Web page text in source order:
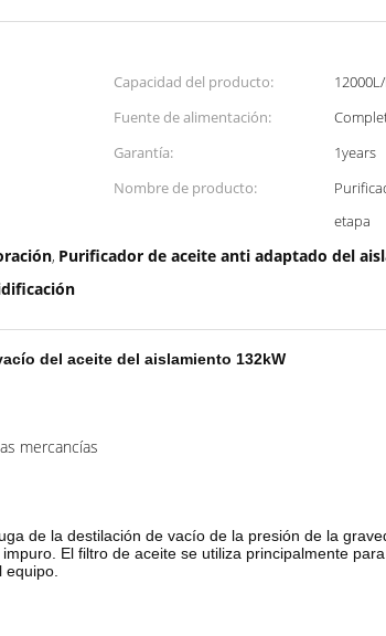
Capacidad del producto:
Fuente de alimentación:
Garantía:
1years
Nombre de producto:
etapa
, Purificador de aceite anti adaptado del
del aceite del aislamiento 132kW
mercancías
de la destilación de vacío de la presión de la
El filtro de aceite se utiliza principalmente